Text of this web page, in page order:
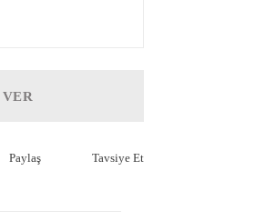
Paylaş Tavsiye Et